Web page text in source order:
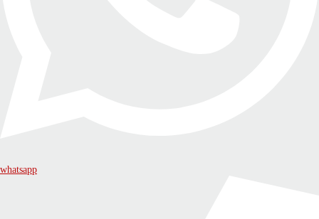
whatsapp